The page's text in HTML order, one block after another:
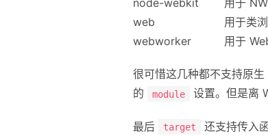
web
用于类
webworker
用于
很可惜这几种都不支持原生
的
module 设置。但是离
最后 target
还支持传入